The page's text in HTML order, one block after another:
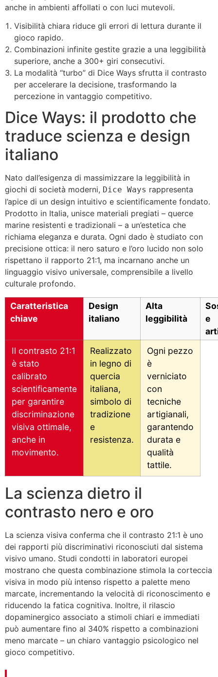
anche in ambienti affollati o con luci mutevoli.
Visibilità chiara riduce gli errori di lettura durante il
gioco rapido.
Combinazioni infinite gestite grazie a una leggibilità
superiore, anche a 300+ giri consecutivi.
La modalità “turbo” di Dice Ways sfrutta il contrasto
per accelerare la decisione, trasformando la
percezione in vantaggio competitivo.
Dice Ways: il prodotto che
traduce scienza e design
italiano
Nato dall’esigenza di massimizzare la leggibilità in
giochi di società moderni, Dice Ways rappresenta
l’apice di un design intuitivo e scientificamente fondato.
Prodotto in Italia, unisce materiali pregiati – querce
marine resistenti e tradizionali – a un’estetica che
richiama eleganza e durata. Ogni dado è studiato con
precisione ottica: il nero saturo e l’oro lucido non solo
rispettano il rapporto 21:1, ma incarnano anche un
linguaggio visivo universale, comprensibile a livello
culturale profondo.
Caratteristica
chiave
Design
italiano
Alta
leggibilità
e
Il contrasto 21:1
è stato
calibrato
scientificamente
per garantire
discriminazione
visiva ottimale,
anche in
movimento.
Realizzato
in legno di
quercia
italiana,
simbolo di
tradizione
e
resistenza.
Ogni pezzo
è
verniciato
con
tecniche
artigianali,
garantendo
durata e
qualità
tattile.
La scienza dietro il
contrasto nero e oro
La scienza visiva conferma che il contrasto 21:1 è uno
dei rapporti più discriminativi riconosciuti dal sistema
visivo umano. Studi condotti in laboratori europei
mostrano che questa combinazione stimola la corteccia
visiva in modo più intenso rispetto a palette meno
marcate, incrementando la velocità di riconoscimento e
riducendo la fatica cognitiva. Inoltre, il rilascio
dopaminergico associato a stimoli chiari e immediati
può aumentare fino al 340% rispetto a combinazioni
meno marcate – un chiaro vantaggio psicologico nel
gioco competitivo.